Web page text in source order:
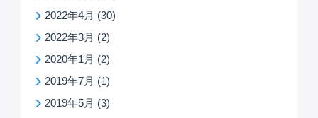
2022年4月 (30)
2022年3月 (2)
2020年1月 (2)
2019年7月 (1)
2019年5月 (3)